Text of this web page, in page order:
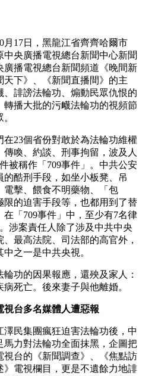
月17日，黑龍江省齊齊哈爾市
中央廣播電視總台新聞中心新聞
播電視總台新聞頻道《晚間新
下》、《新聞直播間》的主
誹謗法輪功、煽動民眾仇恨的
播大批的污衊法輪功的視頻節
在23個省份對敢於為法輪功維權
喚、約談、刑事拘留，波及人
被稱作「709事件」。中共公安
酷刑手段，如坐小板凳、吊
擊、餵食不明藥物、「包
的迫害手段等，也都用到了替
「709事件」中，至少有7名律
涉案責任人除了涉及中共中央
最高法院、司法部的高官外，
之一是中共央視。
功的因果報應，還殃及家人：
死亡。後來妻子與他離婚。
台多名媒體人遭惡報
民集團瘋狂迫害法輪功後，中
力對法輪功全面抹黑，企圖把
台的《新聞調查》、《焦點訪
電視欄目，更是不遺餘力地誹